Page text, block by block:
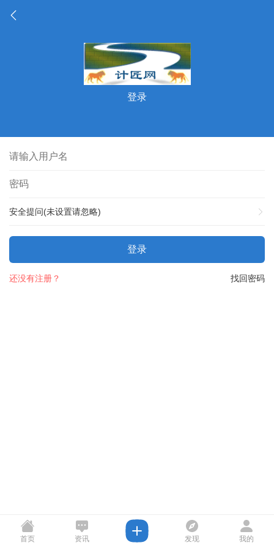
登录
安全提问(未设置请忽略)
登录
找回密码
还没有注册？
首页 资讯 发现 我的